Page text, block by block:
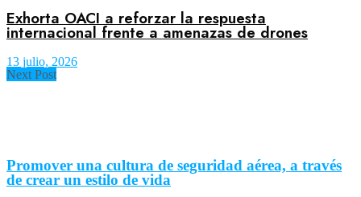
Exhorta OACI a reforzar la respuesta
internacional frente a amenazas de drones
13 julio, 2026
Next Post
Promover una cultura de seguridad aérea, a través
de crear un estilo de vida